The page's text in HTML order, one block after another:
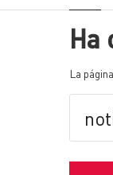
Ha
La